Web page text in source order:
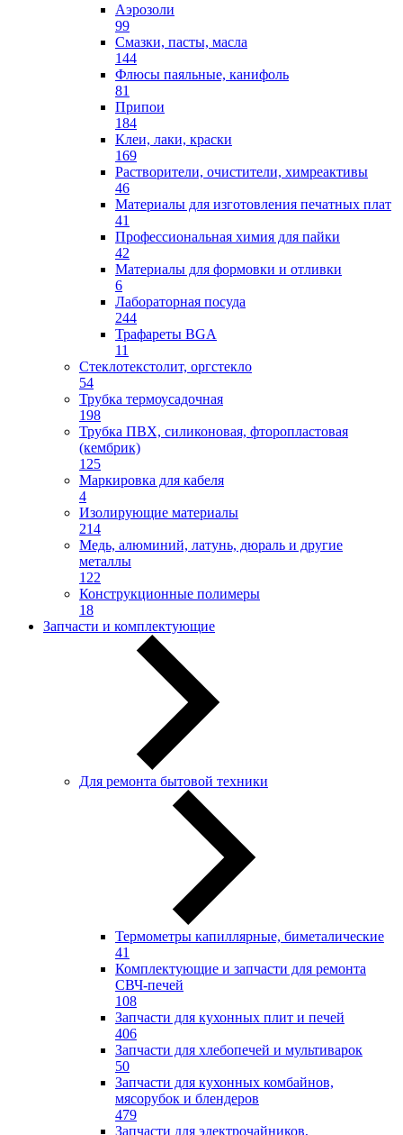
Аэрозоли
99
Смазки, пасты, масла
144
Флюсы паяльные, канифоль
81
Припои
184
Клеи, лаки, краски
169
Растворители, очистители, химреактивы
46
Материалы для изготовления печатных плат
41
Профессиональная химия для пайки
42
Материалы для формовки и отливки
6
Лабораторная посуда
244
Трафареты BGA
11
Стеклотекстолит, оргстекло
54
Трубка термоусадочная
198
Трубка ПВХ, силиконовая, фторопластовая
(кембрик)
125
Маркировка для кабеля
4
Изолирующие материалы
214
Медь, алюминий, латунь, дюраль и другие
металлы
122
Конструкционные полимеры
18
Запчасти и комплектующие
Для ремонта бытовой техники
Термометры капиллярные, биметалические
41
Комплектующие и запчасти для ремонта
СВЧ-печей
108
Запчасти для кухонных плит и печей
406
Запчасти для хлебопечей и мультиварок
50
Запчасти для кухонных комбайнов,
мясорубок и блендеров
479
Запчасти для электрочайников,